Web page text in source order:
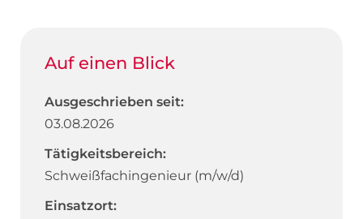
Auf einen Blick
Ausgeschrieben seit:
03.08.2026
Tätigkeitsbereich:
Schweißfachingenieur (m/w/d)
Einsatzort: